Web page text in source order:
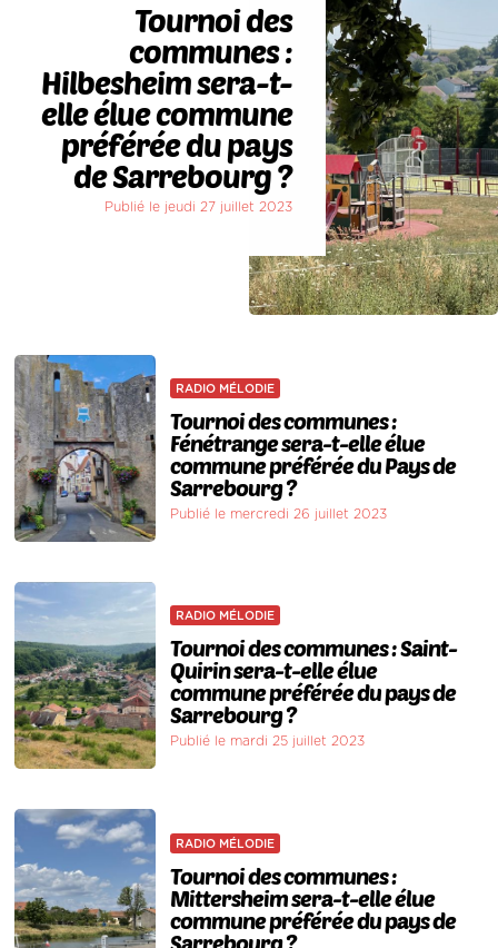
Tournoi des
communes :
Hilbesheim sera-t-
elle élue commune
préférée du pays
de Sarrebourg ?
Publié le jeudi 27 juillet 2023
RADIO MÉLODIE
Tournoi des communes :
Fénétrange sera-t-elle élue
commune préférée du Pays de
Sarrebourg ?
Publié le mercredi 26 juillet 2023
RADIO MÉLODIE
Tournoi des communes : Saint-
Quirin sera-t-elle élue
commune préférée du pays de
Sarrebourg ?
Publié le mardi 25 juillet 2023
RADIO MÉLODIE
Tournoi des communes :
Mittersheim sera-t-elle élue
commune préférée du pays de
Sarrebourg ?